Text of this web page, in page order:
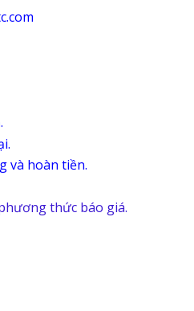
và hoàn tiền.
thức báo giá.